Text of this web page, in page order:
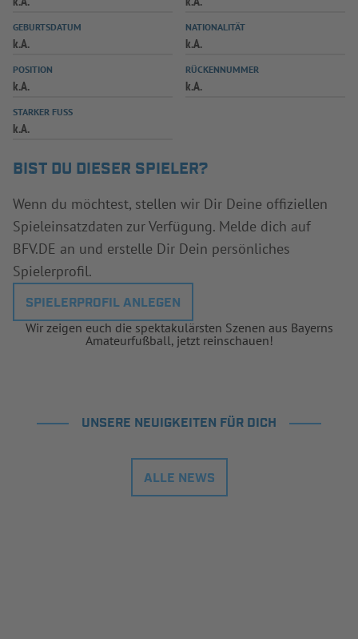
SPIELPLUS
GEBURTSDATUM
k.A.
NATIONALITÄT
k.A.
POSITION
k.A.
RÜCKENNUMMER
k.A.
STARKER FUSS
k.A.
BIST DU DIESER SPIELER?
Wenn du möchtest, stellen wir Dir Deine offiziellen
Spieleinsatzdaten zur Verfügung. Melde dich auf
BFV.DE an und erstelle Dir Dein persönliches
Spielerprofil.
SPIELERPROFIL ANLEGEN
Wir zeigen euch die spektakulärsten Szenen aus Bayerns
Amateurfußball, jetzt reinschauen!
UNSERE NEUIGKEITEN FÜR DICH
ALLE NEWS